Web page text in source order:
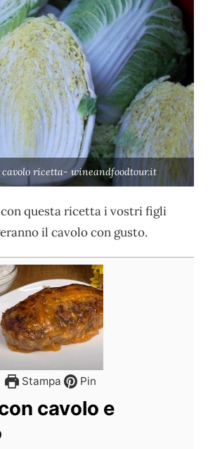
cavolo ricetta- wineandfoodtour.it
questa ricetta i vostri figli
il cavolo con gusto.
Stampa Pin
cavolo e